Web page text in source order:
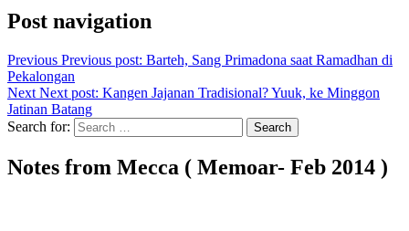
Post navigation
Previous Previous post: Barteh, Sang Primadona saat Ramadhan di
Pekalongan
Next Next post: Kangen Jajanan Tradisional? Yuuk, ke Minggon
Jatinan Batang
Search for:
Search
Notes from Mecca ( Memoar- Feb 2014 )